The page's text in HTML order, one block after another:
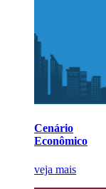
Cenário
Econômico
veja mais